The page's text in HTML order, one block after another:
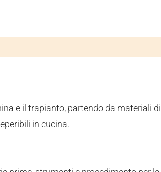
e il trapianto, partendo da materiali di
in cucina.